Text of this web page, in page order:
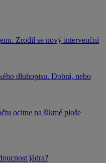
Zrodil se nový intervenční
dluhopisu. Dobrá, nebo
ocitne na šikmé ploše
jádra?